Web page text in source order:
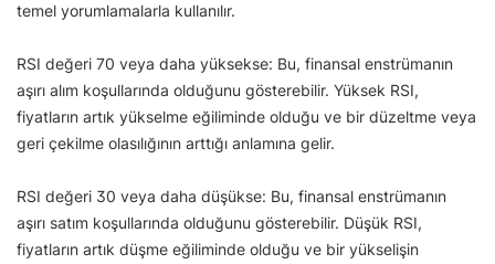
temel yorumlamalarla kullanılır.
RSI değeri 70 veya daha yüksekse: Bu, finansal enstrümanın
aşırı alım koşullarında olduğunu gösterebilir. Yüksek RSI,
fiyatların artık yükselme eğiliminde olduğu ve bir düzeltme veya
geri çekilme olasılığının arttığı anlamına gelir.
RSI değeri 30 veya daha düşükse: Bu, finansal enstrümanın
aşırı satım koşullarında olduğunu gösterebilir. Düşük RSI,
fiyatların artık düşme eğiliminde olduğu ve bir yükselişin